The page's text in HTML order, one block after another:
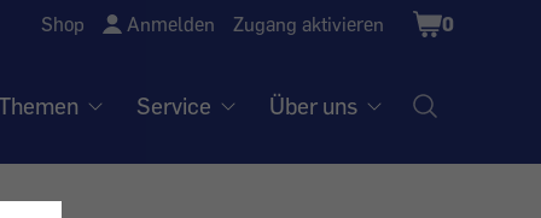
Shop Anmelden Zugang aktivieren
Shopping
Cart
0
Service Über uns